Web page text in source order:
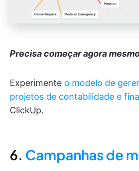
Precisa começar agora
Experimente o modelo de
projetos de contabilidade e
ClickUp.
6. Campanhas de